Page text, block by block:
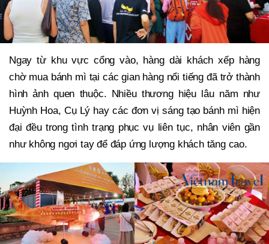
Ngay từ khu vực cổng vào, hàng dài khách xếp hàng
chờ mua bánh mì tại các gian hàng nổi tiếng đã trở thành
hình ảnh quen thuộc. Nhiều thương hiệu lâu năm như
Huỳnh Hoa, Cụ Lý hay các đơn vị sáng tạo bánh mì hiện
đại đều trong tình trạng phục vụ liên tục, nhân viên gần
như không ngơi tay để đáp ứng lượng khách tăng cao.